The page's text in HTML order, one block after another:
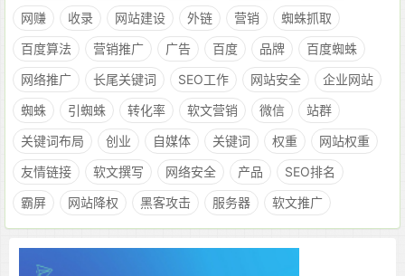
网赚
收录 网站建设 外链 营销
蜘蛛抓取
百度算法
营销推广 广告 百度 品牌
百度蜘蛛
网络推广
长尾关键词 SEO工作 网站安全
企业网站
蜘蛛
引蜘蛛 转化率 软文营销 微信
站群
关键词布局
创业 自媒体 关键词 权重
网站权重
友情链接
软文撰写 网络安全 产品
SEO排名
霸屏
网站降权 黑客攻击 服务器 软文推广